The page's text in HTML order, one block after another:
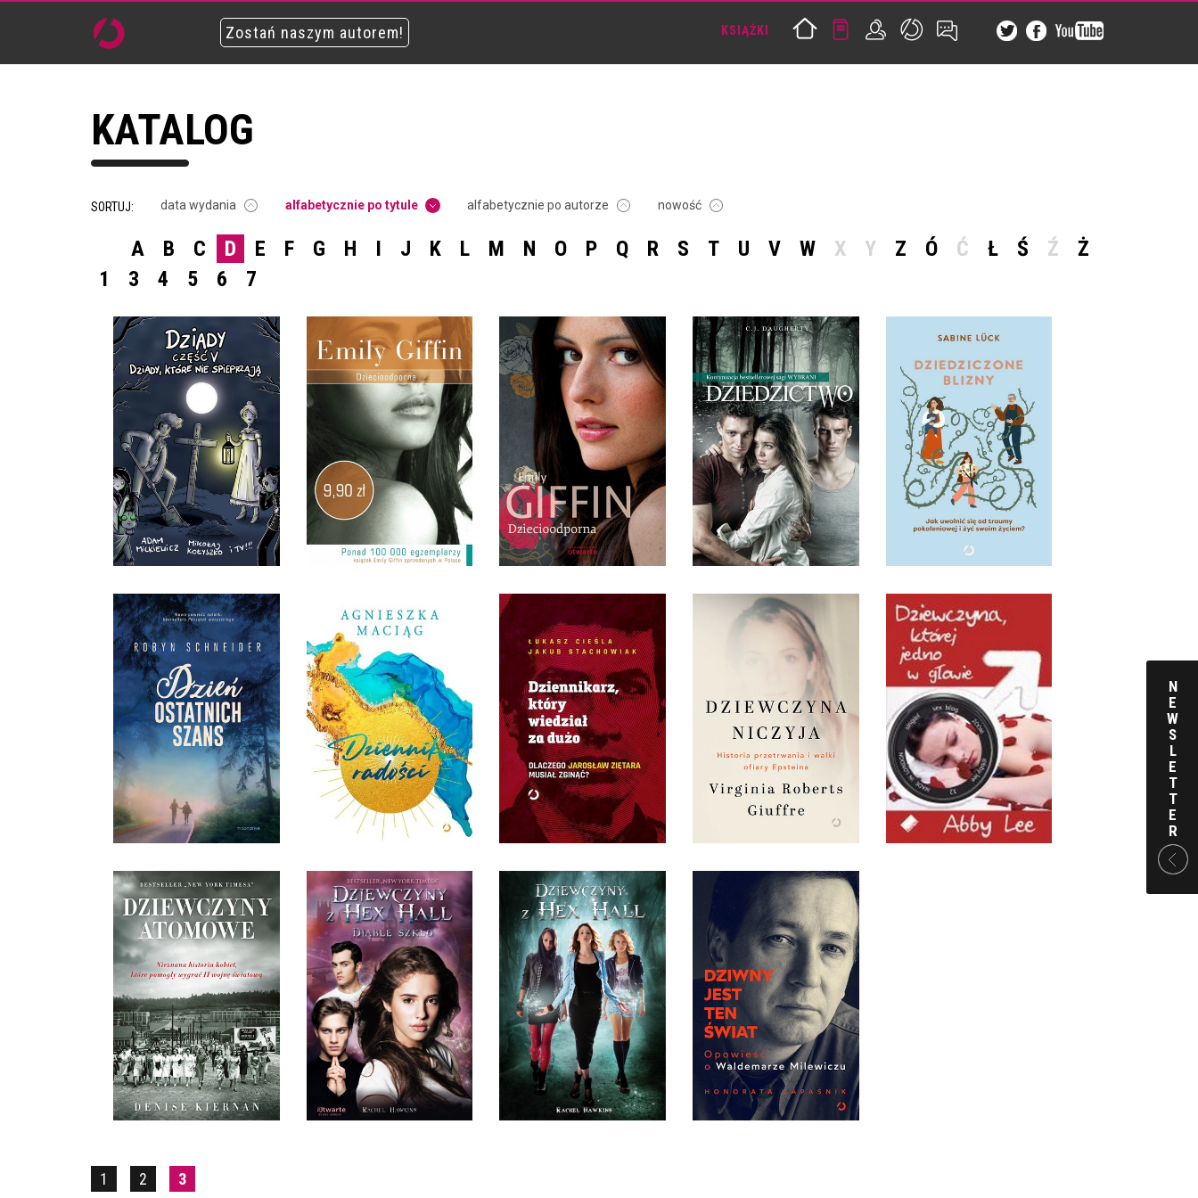
Zostań naszym autorem! KSIĄŻKI
KATALOG
SORTUJ: data wydania alfabetycznie po tytule alfabetycznie po autorze nowość
A B C D E F G H I J K L M N O P Q R S T U V W X Y Z Ó Ć Ł Ś Ź
Ż
1
3 4 5 6 7
DZIADY CZ. V
MIKOŁAJ KOŁYSZKO
OPRAWA TWARDA
79,99 ZŁ
DZIECIOODPORNA
EMILY GIFFIN
POCKET
9,90 ZŁ
DZIECIOODPORNA
EMILY GIFFIN
OPRAWA MIĘKKA
32,90 ZŁ
DZIEDZICTWO
C.J. DAUGHERTY
OPRAWA MIĘKKA
34,90 ZŁ
JAK UWOLNIĆ SIĘ OD
TRAUMY
POKOLENIOWEJ I ŻYĆ
SWOIM ŻYCIEM?
SABINE LÜCK
OPRAWA MIĘKKA
49,99 ZŁ
DZIEŃ OSTATNICH
SZANS
ROBYN SCHNEIDER
OPRAWA MIĘKKA ZE
SKRZYDEŁKAMI
36,90 ZŁ
DZIENNIK RADOŚCI
AGNIESZKA MACIĄG
OPRAWA TWARDA
69,99 ZŁ
DZIENNIKARZ, KTÓRY
WIEDZIAŁ ZA DUŻO.
ŁUKASZ CIEŚLA, JAKUB
STACHOWIAK
OPRAWA MIĘKKA
54,99 ZŁ
DZIEWCZYNA NICZYJA.
HISTORIA
PRZETRWANIA I WALKI
OFIARY EPSTEINA
VIRGINIA ROBERTS GIUFFRE
OPRAWA MIĘKKA
59,99 ZŁ
DZIEWCZYNA, KTÓREJ
JEDNO W GŁOWIE
ABBY LEE
OPRAWA MIĘKKA
29,00 ZŁ
DZIEWCZYNY ATOMOWE
DENISE KIERNAN
OPRAWA MIĘKKA
34,90 ZŁ
DZIEWCZYNY Z HEX
HALL
RACHEL HAWKINS
OPRAWA MIĘKKA
34,90 ZŁ
DZIEWCZYNY Z HEX
HALL
RACHEL HAWKINS
OPRAWA MIĘKKA
32,90 ZŁ
DZIWNY JEST TEN ŚWIAT
HONORATA ZAPAŚNIK
OPRAWA TWARDA
54,99 ZŁ
1 2 3
N
E
W
S
L
E
T
T
E
R